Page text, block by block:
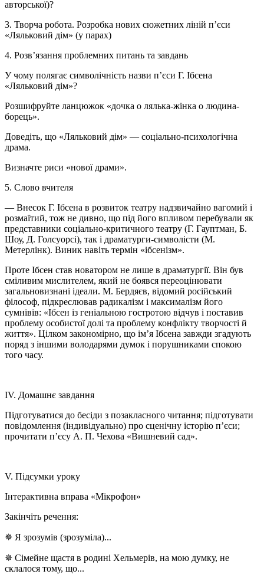
авторської)?
3. Творча робота. Розробка нових сюжетних ліній п’єси
«Ляльковий дім» (у парах)
4. Розв’язання проблемних питань та завдань
У чому полягає символічність назви п’єси Г. Ібсена
«Ляльковий дім»?
Розшифруйте ланцюжок «дочка о лялька-жінка о людина-
борець».
Доведіть, що «Ляльковий дім» — соціально-психологічна
драма.
Визначте риси «нової драми».
5. Слово вчителя
— Внесок Г. Ібсена в розвиток театру надзвичайно вагомий і
розмаїтий, тож не дивно, що під його впливом перебували як
представники соціально-критичного театру (Г. Гауптман, Б.
Шоу, Д. Голсуорсі), так і драматурги-символісти (М.
Метерлінк). Виник навіть термін «ібсенізм».
Проте Ібсен став новатором не лише в драматургії. Він був
сміливим мислителем, який не боявся переоцінювати
загальновизнані ідеали. М. Бердяєв, відомий російський
філософ, підкреслював радикалізм і максималізм його
сумнівів: «Ібсен із геніальною гостротою відчув і поставив
проблему особистої долі та проблему конфлікту творчості й
життя». Цілком закономірно, що ім’я Ібсена завжди згадують
поряд з іншими володарями думок і порушниками спокою
того часу.
IV. Домашнє завдання
Підготуватися до бесіди з позакласного читання; підготувати
повідомлення (індивідуально) про сценічну історію п’єси;
прочитати п’єсу А. П. Чехова «Вишневий сад».
V. Підсумки уроку
Інтерактивна вправа «Мікрофон»
Закінчіть речення:
✵ Я зрозумів (зрозуміла)...
✵ Сімейне щастя в родині Хельмерів, на мою думку, не
склалося тому, що...